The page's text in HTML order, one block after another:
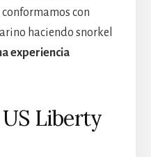
con
haciendo snorkel
experiencia
Liberty